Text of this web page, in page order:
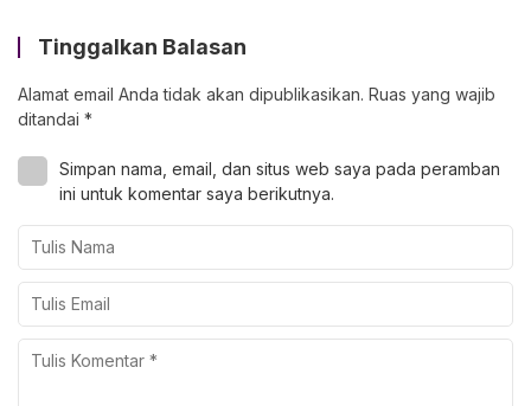
Tinggalkan Balasan
Alamat email Anda tidak akan dipublikasikan. Ruas yang wajib
ditandai *
Simpan nama, email, dan situs web saya pada peramban
ini untuk komentar saya berikutnya.